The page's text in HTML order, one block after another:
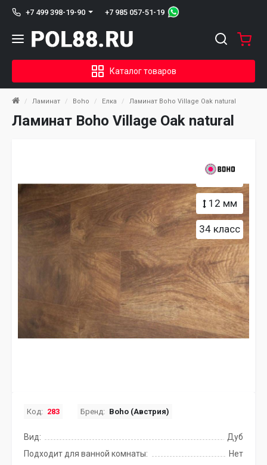
+7 499 398-19-90 +7 985 057-51-19
Каталог товаров
Ламинат Boho Елка Ламинат Boho Village Oak natural
Ламинат Boho Village Oak natural
12 мм
34 класс
Код: 283 Бренд: Boho (Австрия)
Вид:
Дуб
Подходит для ванной комнаты:
Нет